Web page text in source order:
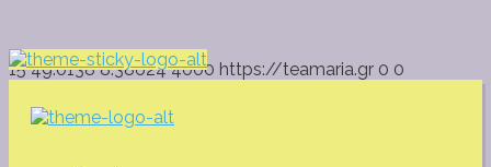
15 49.0138 8.38624 4000 https://teamaria.gr 0 0